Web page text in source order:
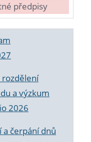
předpisy
rozdělení
a výzkum
2026
čerpání dnů